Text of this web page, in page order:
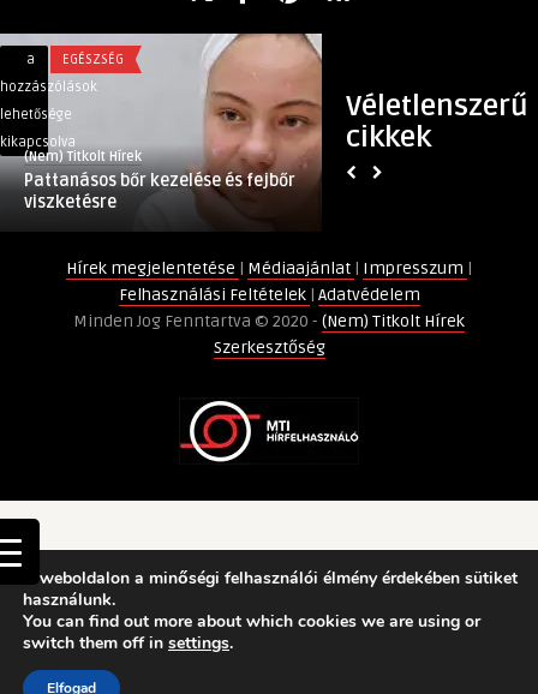
Véletlenszerű
cikkek
Pattanásos
bőr
kezelése
és
fejbőr
viszketésre
a
hozzászólások
lehetősége
kikapcsolva
EGÉSZSÉG
(Nem) Titkolt Hírek
Pattanásos bőr kezelése és fejbőr
viszketésre
a
fürdőszobai
lehetősége
kikapcsolva
Hírek megjelentetése | Médiaajánlat | Impresszum |
Felhasználási Feltételek | Adatvédelem
Minden Jog Fenntartva © 2020 - (Nem) Titkolt Hírek
Szerkesztőség
A weboldalon a minőségi felhasználói élmény érdekében sütiket
használunk.
You can find out more about which cookies we are using or
switch them off in settings.
Elfogad